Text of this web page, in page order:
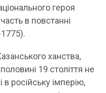
героя
в повстанні
ханства,
19 століття не
в російську імперію,